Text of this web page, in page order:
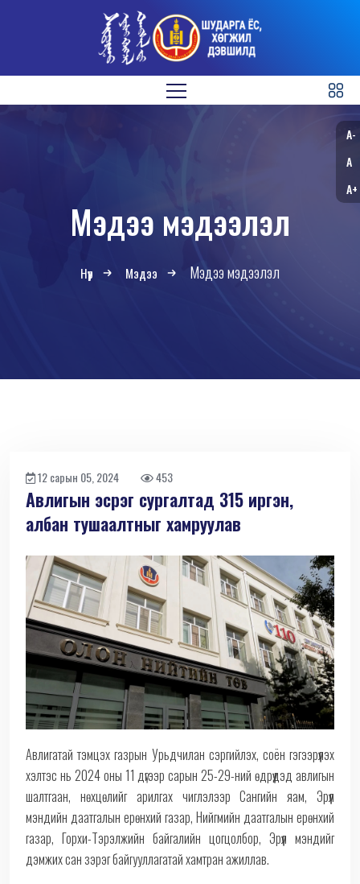
Мэдээ мэдээлэл
Нүүр Мэдээ Мэдээ мэдээлэл
12 сарын 05, 2024 453
Авлигын эсрэг сургалтад 315 иргэн,
албан тушаалтныг хамруулав
Авлигатай тэмцэх газрын Урьдчилан сэргийлэх, соён гэгээрүүлэх
хэлтэс нь 2024 оны 11 дүгээр сарын 25-29-ний өдрүүдэд авлигын
шалтгаан, нөхцөлийг арилгах чиглэлээр Сангийн яам, Эрүүл
мэндийн даатгалын ерөнхий газар, Нийгмийн даатгалын ерөнхий
газар, Горхи-Тэрэлжийн байгалийн цогцолбор, Эрүүл мэндийг
дэмжих сан зэрэг байгууллагатай хамтран ажиллав.
A-
A
A+